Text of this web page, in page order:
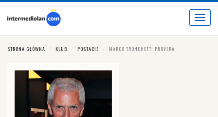
Toggle
STRONA GŁÓWNA KLUB POSTACIE MARCO TRONCHETTI PROVERA